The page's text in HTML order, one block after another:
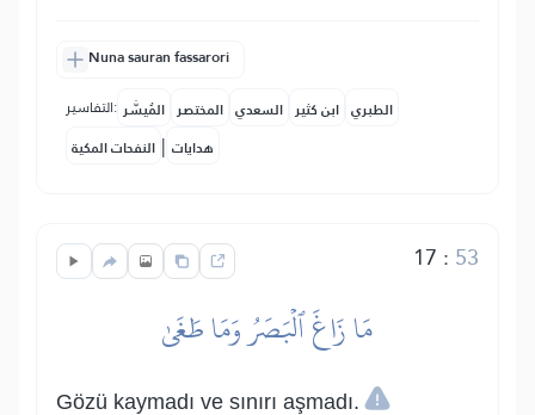
Nuna sauran fassarori
التفاسير: المُيسَّر المختصر السعدي ابن كثير الطبري
النفحات المكية | هدايات
17 : 53
مَا زَاغَ ٱلۡبَصَرُ وَمَا طَغَىٰ
Gözü kaymadı ve sınırı aşmadı.